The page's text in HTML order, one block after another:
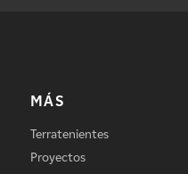
MÁS
Terratenientes
Proyectos